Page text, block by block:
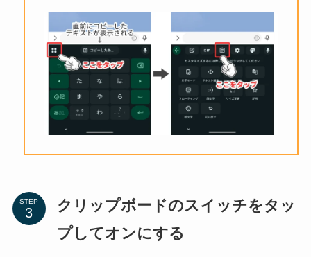
STEP
クリップボードのスイッチをタッ
プしてオンにする